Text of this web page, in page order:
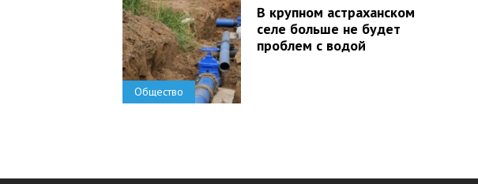
Общество
В крупном астраханском
селе больше не будет
проблем с водой